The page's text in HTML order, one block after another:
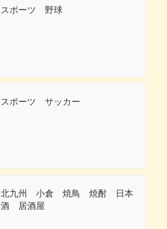
スポーツ 野球
スポーツ サッカー
北九州 小倉 焼鳥 焼酎 日本
酒 居酒屋